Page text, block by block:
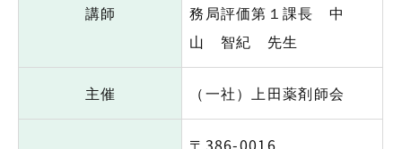
講師
務局評価第１課長 中
山 智紀 先生
主催 （一社）上田薬剤師会
〒386-0016